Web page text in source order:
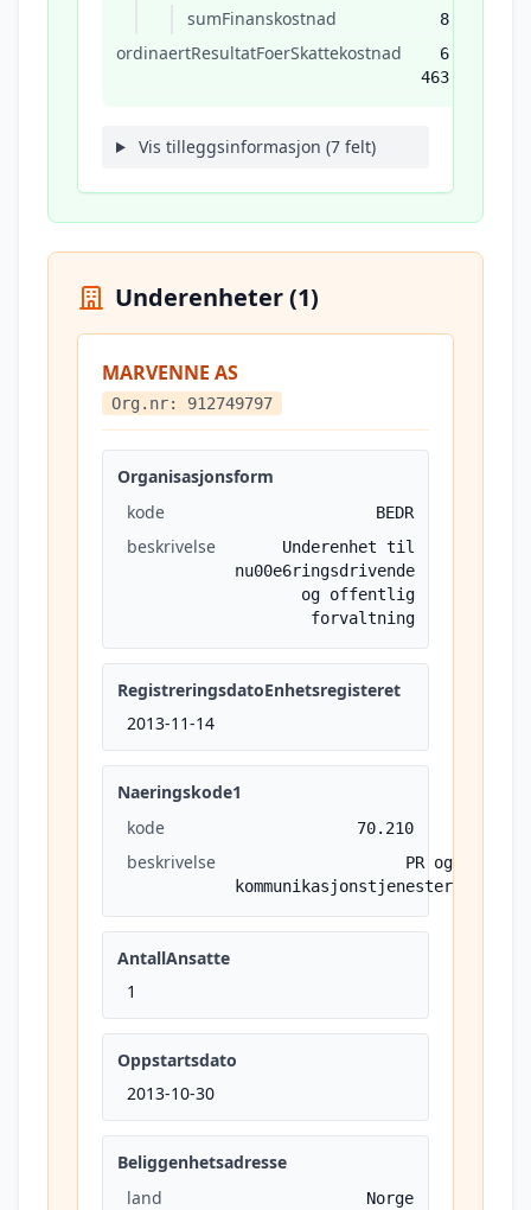
sumFinanskostnad
8
ordinaertResultatFoerSkattekostnad
6
463
Vis tilleggsinformasjon (7 felt)
Underenheter (1)
MARVENNE AS
Org.nr: 912749797
Organisasjonsform
kode
BEDR
beskrivelse
Underenhet til
nu00e6ringsdrivende
og offentlig
forvaltning
RegistreringsdatoEnhetsregisteret
2013-11-14
Naeringskode1
kode
70.210
beskrivelse
PR og
kommunikasjonstjenester
AntallAnsatte
1
Oppstartsdato
2013-10-30
Beliggenhetsadresse
land
Norge